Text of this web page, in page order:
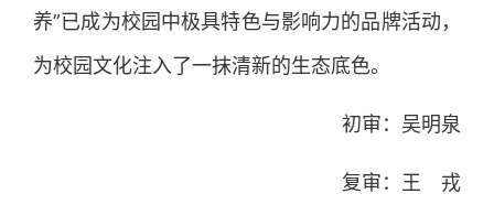
养”已成为校园中极具特色与影响力的品牌活动，
为校园文化注入了一抹清新的生态底色。
初审：吴明泉
复审：王 戎